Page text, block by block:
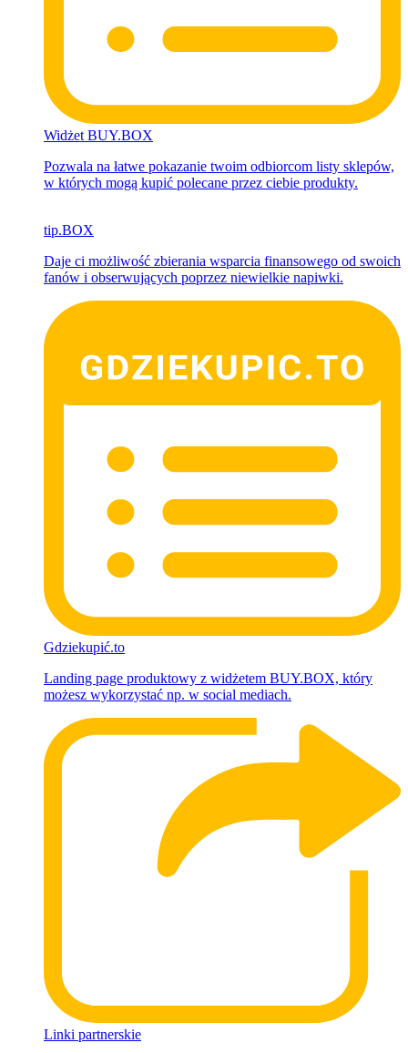
Widżet BUY.BOX
Pozwala na łatwe pokazanie twoim odbiorcom listy sklepów,
w których mogą kupić polecane przez ciebie produkty.
tip.BOX
Daje ci możliwość zbierania wsparcia finansowego od swoich
fanów i obserwujących poprzez niewielkie napiwki.
Gdziekupić.to
Landing page produktowy z widżetem BUY.BOX, który
możesz wykorzystać np. w social mediach.
Linki partnerskie